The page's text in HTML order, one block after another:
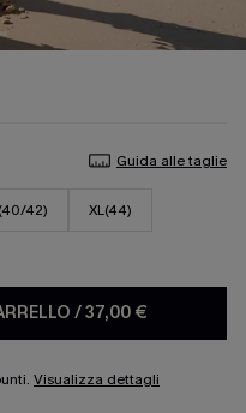
Guida alle taglie
42) XL(44)
/37,00 €
Visualizza dettagli